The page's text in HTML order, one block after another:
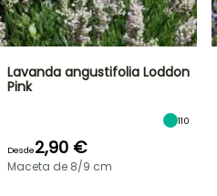
Lavanda angustifolia Loddon
Pink
110
Desde2,90 €
Maceta de 8/9 cm